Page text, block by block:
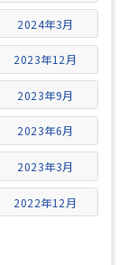
2024年3月
2023年12月
2023年9月
2023年6月
2023年3月
2022年12月